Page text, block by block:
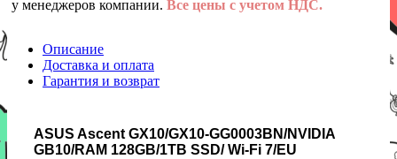
у менеджеров компании. Все цены с учетом НДС.
Описание
Доставка и оплата
Гарантия и возврат
ASUS Ascent GX10/GX10-GG0003BN/NVIDIA
GB10/RAM 128GB/1TB SSD/ Wi-Fi 7/EU